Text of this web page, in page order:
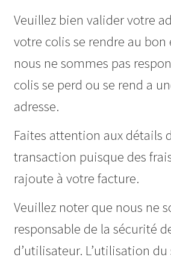
Veuillez bien valider votre
votre colis se rendre au
nous ne sommes pas
colis se perd ou se rend a
adresse.
Faites attention aux détails
transaction puisque des
rajoute à votre facture.
Veuillez noter que nous ne
responsable de la sécurité
d’utilisateur. L’utilisation